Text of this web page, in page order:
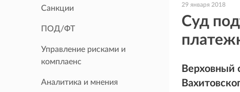
Санкции
ПОД/ФТ
Управление рисками и
комплаенс
Аналитика и мнения
29 января 2018
Суд
Верховный